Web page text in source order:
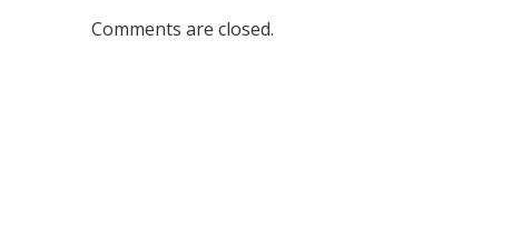
Comments are closed.